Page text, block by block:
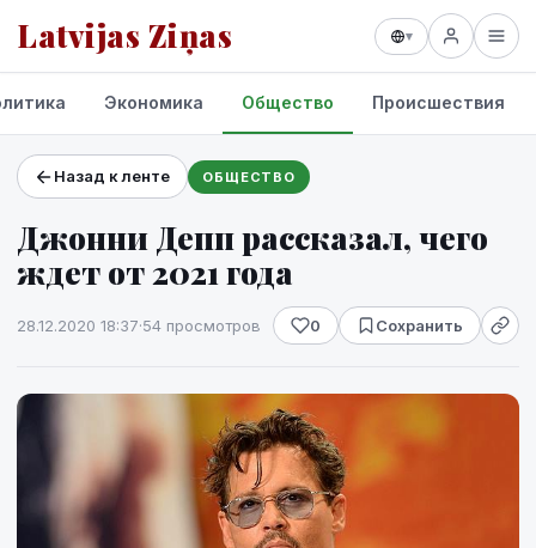
Latvijas Ziņas ▾
Проекты и сервисы
Прогноз погоды
Экономика Общество Происшествия
Назад к ленте ОБЩЕСТВО
Джонни Депп рассказал, чего
ждет от 2021 года
28.12.2020 18:37·54 просмотров 0 Сохранить